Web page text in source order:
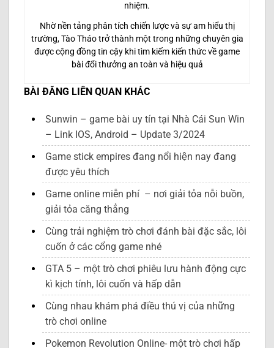
nhiệm.
Nhờ nền tảng phân tích chiến lược và sự am hiểu thị
trường, Tào Tháo trở thành một trong những chuyên gia
được cộng đồng tin cậy khi tìm kiếm kiến thức về game
bài đổi thưởng an toàn và hiệu quả
BÀI ĐĂNG LIÊN QUAN KHÁC
Sunwin – game bài uy tín tại Nhà Cái Sun Win
– Link IOS, Android – Update 3/2024
Game stick empires đang nổi hiện nay đang
được yêu thích
Game online miễn phí – nơi giải tỏa nỗi buồn,
giải tỏa căng thẳng
Cùng trải nghiệm trò chơi đánh bài đặc sắc, lôi
cuốn ở các cổng game nhé
GTA 5 – một trò chơi phiêu lưu hành động cực
kì kịch tính, lôi cuốn và hấp dẫn
Cùng nhau khám phá điều thú vị của những
trò chơi online
Pokemon Revolution Online- một trò chơi hấp